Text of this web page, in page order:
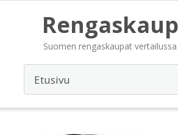
Suomen rengaskaupat vertailussa